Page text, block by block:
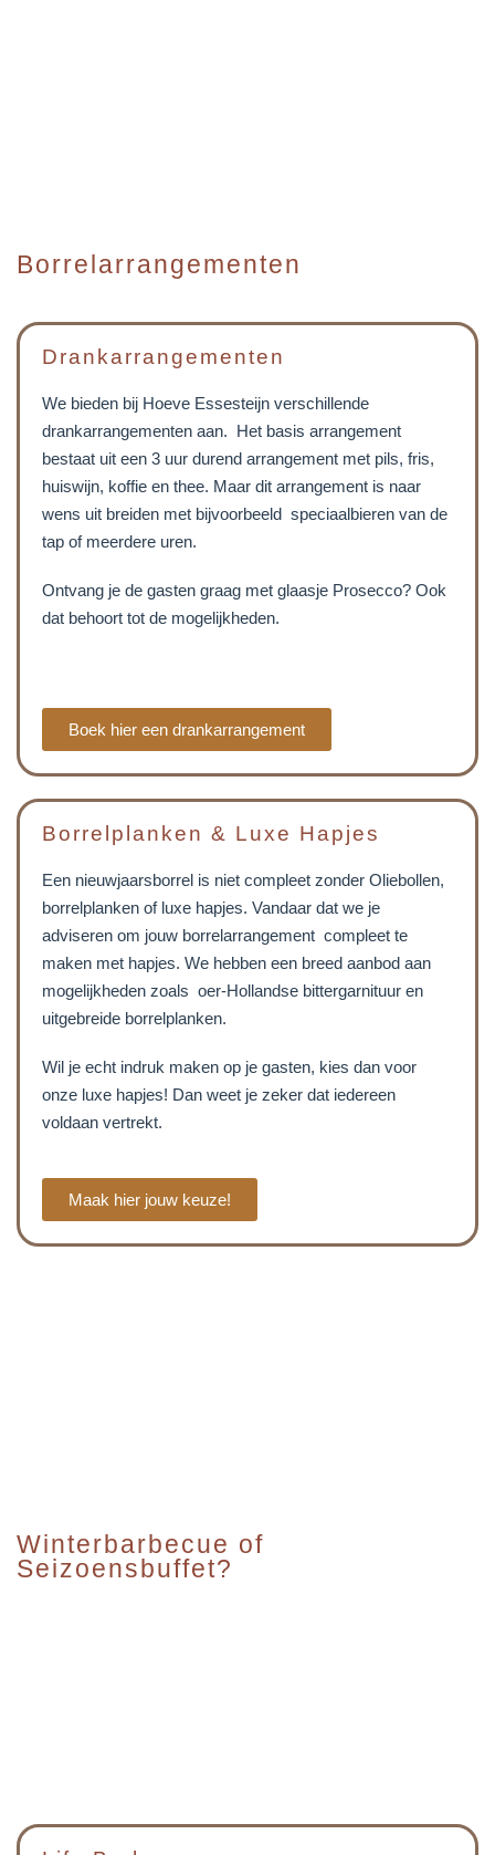
Borrelarrangementen
Drankarrangementen
We bieden bij Hoeve Essesteijn verschillende
drankarrangementen aan. Het basis arrangement
bestaat uit een 3 uur durend arrangement met pils, fris,
huiswijn, koffie en thee. Maar dit arrangement is naar
wens uit breiden met bijvoorbeeld speciaalbieren van de
tap of meerdere uren.
Ontvang je de gasten graag met glaasje Prosecco? Ook
dat behoort tot de mogelijkheden.
Boek hier een drankarrangement
Borrelplanken & Luxe Hapjes
Een nieuwjaarsborrel is niet compleet zonder Oliebollen,
borrelplanken of luxe hapjes. Vandaar dat we je
adviseren om jouw borrelarrangement compleet te
maken met hapjes. We hebben een breed aanbod aan
mogelijkheden zoals oer-Hollandse bittergarnituur en
uitgebreide borrelplanken.
Wil je echt indruk maken op je gasten, kies dan voor
onze luxe hapjes! Dan weet je zeker dat iedereen
voldaan vertrekt.
Maak hier jouw keuze!
Winterbarbecue of
Seizoensbuffet?